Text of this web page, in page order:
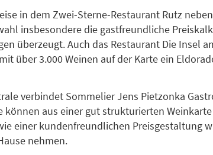
in dem Zwei-Sterne-Restaurant Rutz
insbesondere die gastfreundliche
überzeugt. Auch das Restaurant Die Insel
über 3.000 Weinen auf der Karte ein
verbindet Sommelier Jens Pietzonka
können aus einer gut strukturierten
einer kundenfreundlichen Preisgestaltung
nehmen.